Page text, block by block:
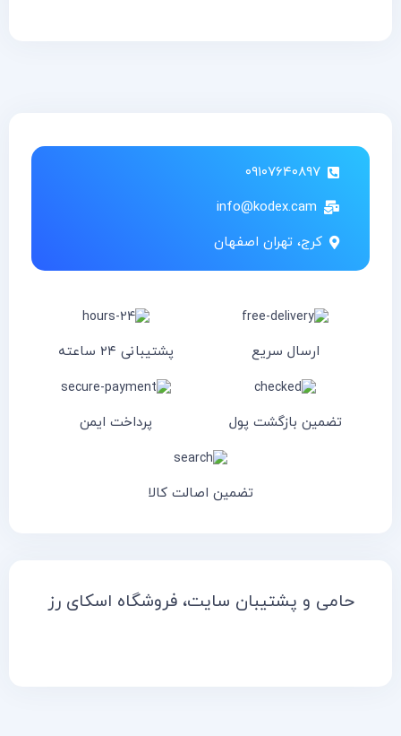
۰۹۱۰۷۶۴۰۸۹۷
info@kodex.cam
کرج، تهران اصفهان
ارسال سریع پشتیبانی ۲۴ ساعته
تضمین بازگشت پول پرداخت ایمن
تضمین اصالت کالا
حامی و پشتیبان سایت، فروشگاه اسکای رز